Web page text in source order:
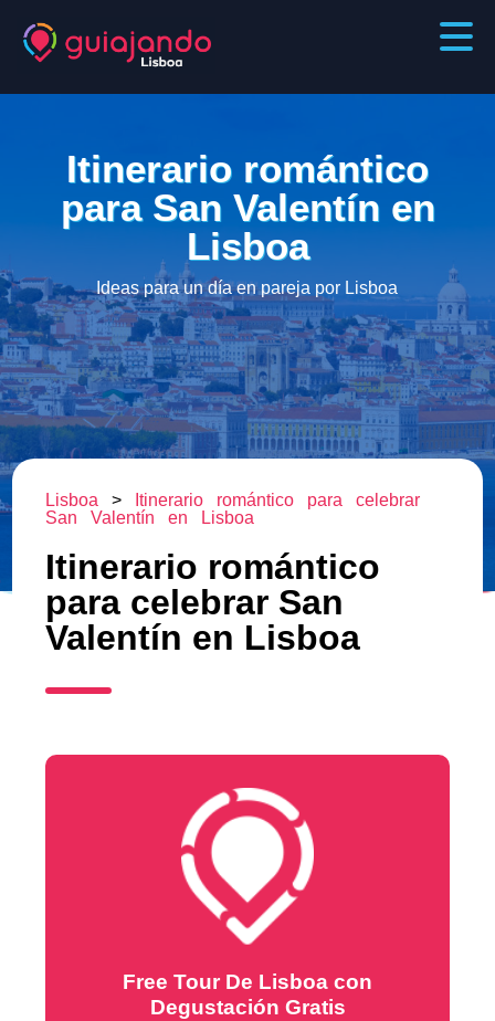
Itinerario romántico
para San Valentín en
Lisboa
Ideas para un día en pareja por Lisboa
Lisboa >
Itinerario romántico para celebrar
San Valentín en Lisboa
Itinerario romántico
para celebrar San
Valentín en Lisboa
Free Tour De Lisboa con
Degustación Gratis